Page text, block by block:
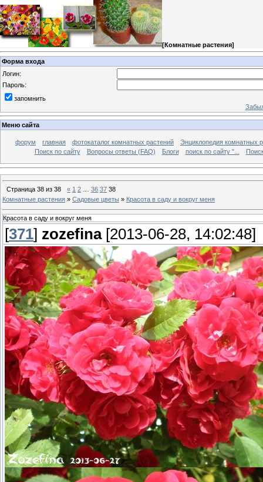
[Комнатные растения]
Форма входа
Логин:
Пароль:
запомнить
Меню сайта
форум главная фотокаталог комнатных растений
Энциклопедия комнатных
Поиск по сайту
Вопросы ответы (FAQ) Блоги поиск по сайту "...
Страница 38 из 38 « 1 2 36 37 38
Комнатные растения » Садовые цветы » Красота в саду и вокруг меня
Красота в саду и вокруг меня
[371] zozefina[2013-06-28, 14:02:48]